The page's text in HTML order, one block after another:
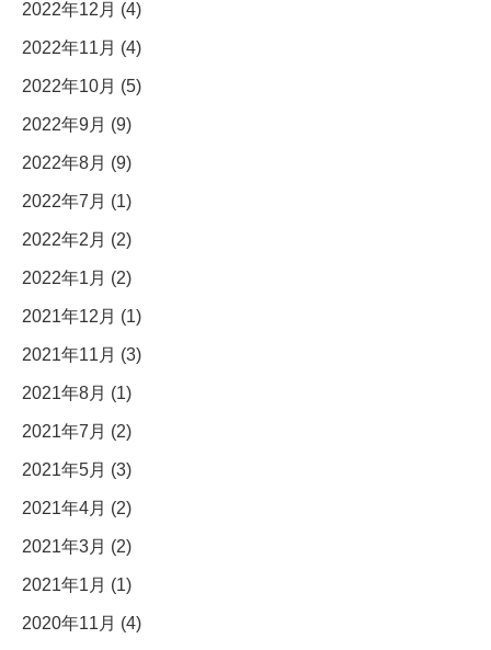
2022年12月 (4)
2022年11月 (4)
2022年10月 (5)
2022年9月 (9)
2022年8月 (9)
2022年7月 (1)
2022年2月 (2)
2022年1月 (2)
2021年12月 (1)
2021年11月 (3)
2021年8月 (1)
2021年7月 (2)
2021年5月 (3)
2021年4月 (2)
2021年3月 (2)
2021年1月 (1)
2020年11月 (4)